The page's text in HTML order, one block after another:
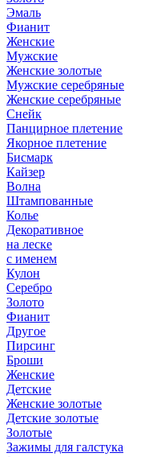
Эмаль
Фианит
Женские
Мужские
Женские золотые
Мужские серебряные
Женские серебряные
Снейк
Панцирное плетение
Якорное плетение
Бисмарк
Кайзер
Волна
Штампованные
Колье
Декоративное
на леске
с именем
Кулон
Серебро
Золото
Фианит
Другое
Пирсинг
Броши
Женские
Детские
Женские золотые
Детские золотые
Золотые
Зажимы для галстука